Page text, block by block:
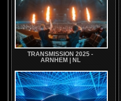
TRANSMISSION 2025 -
ARNHEM | NL